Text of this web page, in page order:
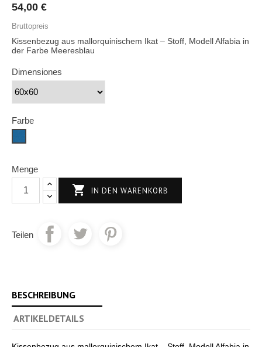
54,00 €
Bruttopreis
Kissenbezug aus mallorquinischem Ikat – Stoff, Modell Alfabia in
der Farbe Meeresblau
Dimensiones
Farbe
Menge
 IN DEN WARENKORB
Teilen
BESCHREIBUNG
ARTIKELDETAILS